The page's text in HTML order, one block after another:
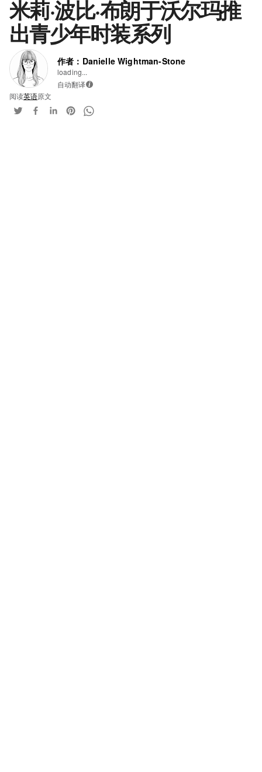
米莉·波比·布朗于沃尔玛推
出青少年时装系列
作者：Danielle Wightman-Stone
loading...
自动翻译 i
阅读英语原文